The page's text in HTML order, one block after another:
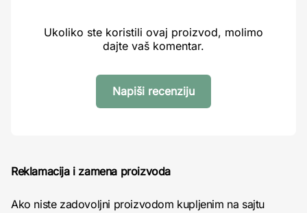
Ukoliko ste koristili ovaj proizvod, molimo
dajte vaš komentar.
Napiši recenziju
Reklamacija i zamena proizvoda
Ako niste zadovoljni proizvodom kupljenim na sajtu